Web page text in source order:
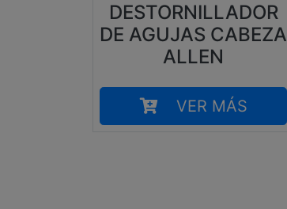
DESTORNILLADOR
DE AGUJAS CABEZA
ALLEN
VER MÁS